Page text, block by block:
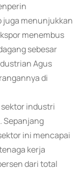
juga menunjukkan
menembus
sebesar
Agus
di
industri
Sepanjang
ini mencapai
kerja
dari total